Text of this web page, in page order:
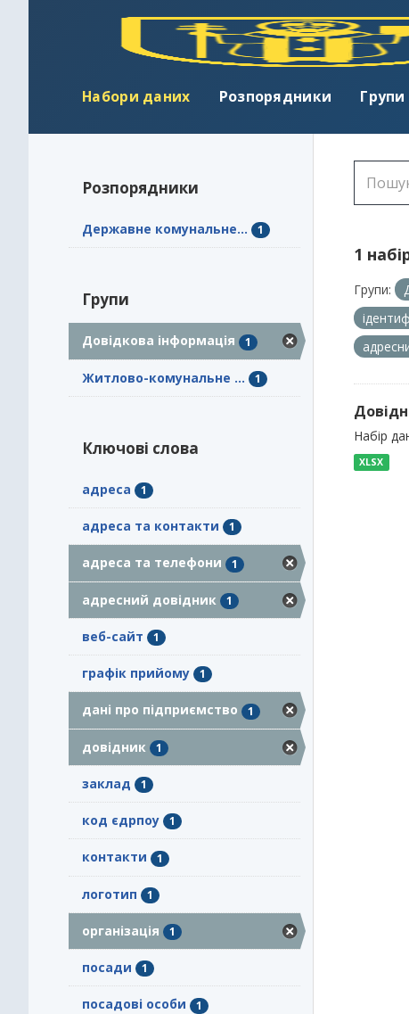
Набори даних Розпорядники Групи
Розпорядники
Державне комунальне... 1
Групи
Довідкова інформація 1
Житлово-комунальне ... 1
Ключові слова
адреса 1
адреса та контакти 1
адреса та телефони 1
адресний довідник 1
веб-сайт 1
графік прийому 1
дані про підприємство 1
довідник 1
заклад 1
код єдрпоу 1
контакти 1
логотип 1
організація 1
посади 1
посадові особи 1
1
Групи:
Набір
XLSX